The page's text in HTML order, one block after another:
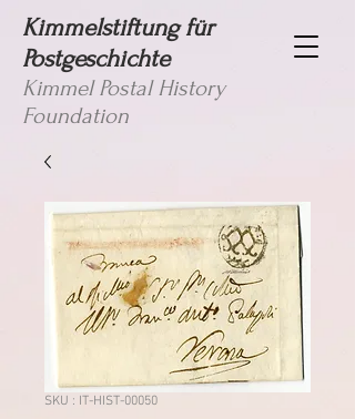
Kimmelstiftung für
Postgeschichte
Kimmel Postal History
Foundation
SKU : IT-HIST-00050